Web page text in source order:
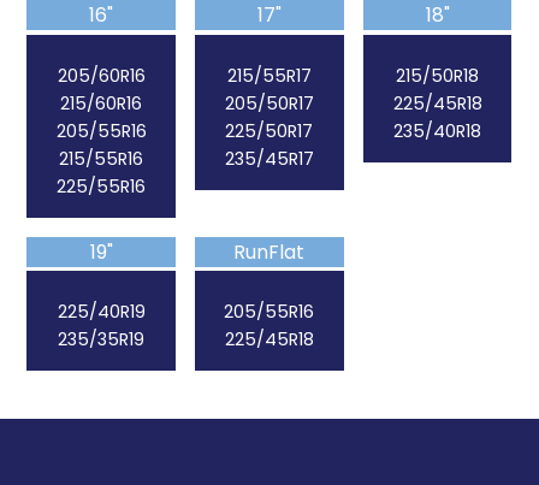
16"
205/60R16
215/60R16
205/55R16
215/55R16
225/55R16
17"
215/55R17
205/50R17
225/50R17
235/45R17
18"
215/50R18
225/45R18
235/40R18
19"
225/40R19
235/35R19
RunFlat
205/55R16
225/45R18